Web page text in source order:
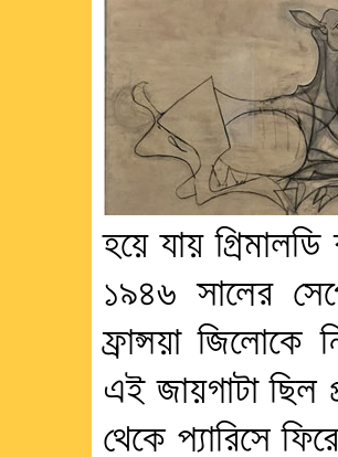
হয়ে যায়
১৯৪৬ সালের
ফ্রান্সয়া
এই জায়গাটা ছিল
থেকে প্যারিসে